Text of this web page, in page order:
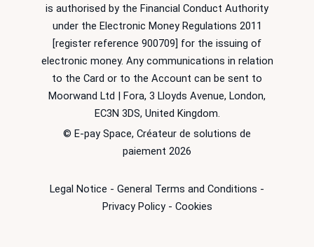
is authorised by the Financial Conduct Authority
under the Electronic Money Regulations 2011
[register reference 900709] for the issuing of
electronic money. Any communications in relation
to the Card or to the Account can be sent to
Moorwand Ltd | Fora, 3 Lloyds Avenue, London,
EC3N 3DS, United Kingdom.
© E-pay Space, Créateur de solutions de
paiement 2026
Legal Notice - General Terms and Conditions -
Privacy Policy- Cookies